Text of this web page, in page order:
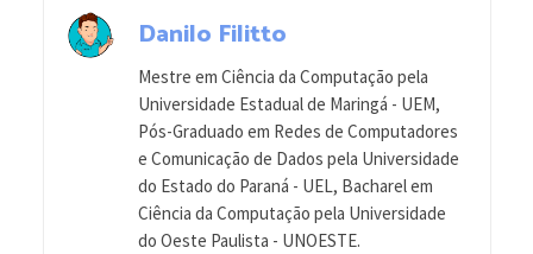
Danilo Filitto
Mestre em Ciência da Computação pela
Universidade Estadual de Maringá - UEM,
Pós-Graduado em Redes de Computadores
e Comunicação de Dados pela Universidade
do Estado do Paraná - UEL, Bacharel em
Ciência da Computação pela Universidade
do Oeste Paulista - UNOESTE.